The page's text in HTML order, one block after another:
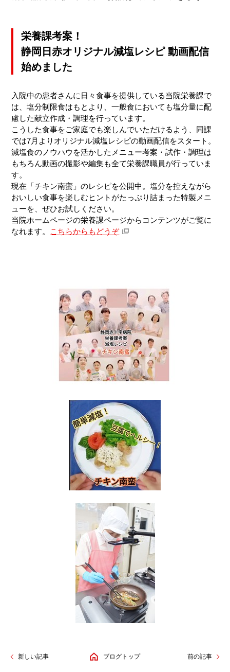
栄養課考案！
静岡日赤オリジナル減塩レシピ 動画配信
始めました
入院中の患者さんに日々食事を提供している当院栄養課で
は、塩分制限食はもとより、一般食においても塩分量に配
慮した献立作成・調理を行っています。
こうした食事をご家庭でも楽しんでいただけるよう、同課
では7月よりオリジナル減塩レシピの動画配信をスタート。
減塩食のノウハウを活かしたメニュー考案・試作・調理は
もちろん動画の撮影や編集も全て栄養課職員が行っていま
す。
現在「チキン南蛮」のレシピを公開中。塩分を控えながら
おいしい食事を楽しむヒントがたっぷり詰まった特製メニ
ューを、ぜひお試しください。
当院ホームページの栄養課ページからコンテンツがご覧に
なれます。 こちらからもどうぞ
新しい記事 ブログトップ 前の記事